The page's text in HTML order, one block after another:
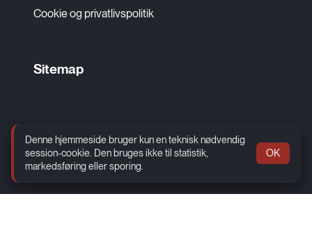
Cookie og privatlivspolitik
Sitemap
www.facebook.com
Denne hjemmeside bruger kun en teknisk nødvendig
session-cookie. Den bruges ikke til statistik,
markedsføring eller sporing.
OK